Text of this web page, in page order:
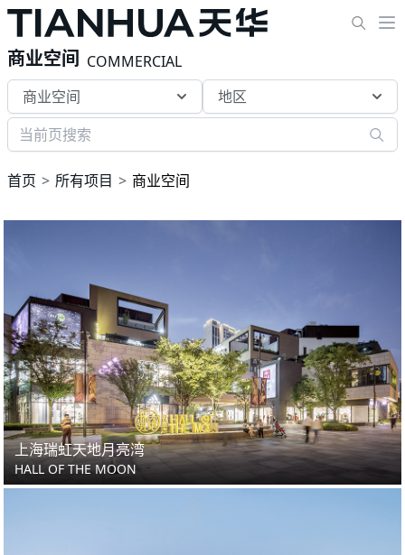
商业空间 COMMERCIAL
商业空间
地区
首页 所有项目 商业空间
上海瑞虹天地月亮湾
HALL OF THE MOON